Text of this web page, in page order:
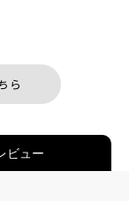
ら
ビュー